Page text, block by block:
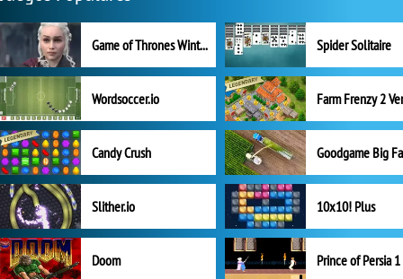
Game of Thrones Winter is Coming Spider Solitaire
Wordsoccer.io
Candy Crush Goodgame Big
Slither.io 10x10! Plus
Doom Prince of Persia 1